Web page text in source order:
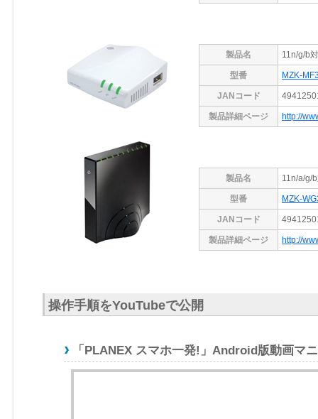
製品名 11n/g/b
型番 MZK-
JANコード
製品詳細ページ http://
製品名 11n/a/g/
型番 MZK-
JANコード
製品詳細ページ http://
操作手順をYouTubeで公開
「PLANEX スマホ一発!」Android版動画マ